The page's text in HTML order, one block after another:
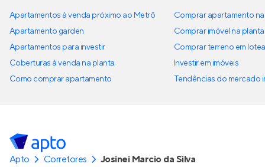
Apartamentos à venda próximo ao Metrô
Apartamento garden
Apartamentos para investir
Coberturas à venda na planta
Como comprar apartamento
Comprar apartamento
Comprar imóvel na planta
Comprar terreno em
Investir em imóveis
Tendências do mercado
Apto Corretores Josinei Marcio da Silva